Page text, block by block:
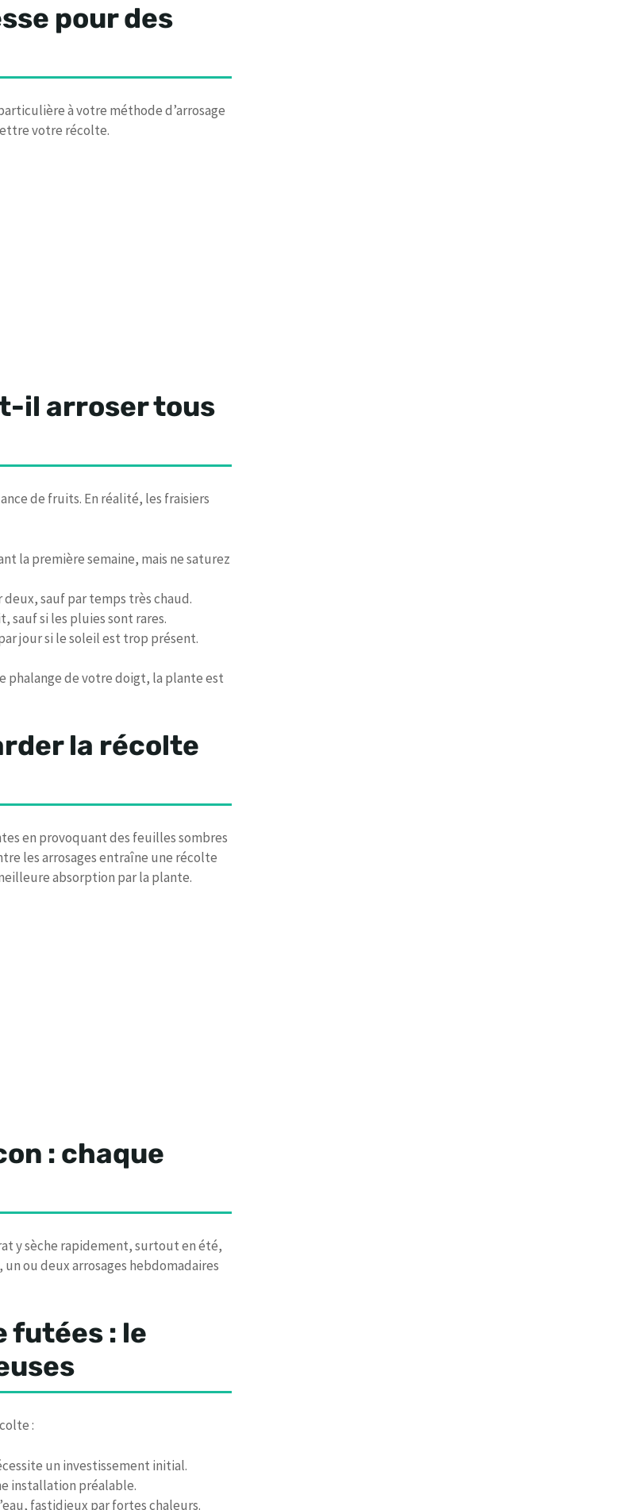
pour des
à votre méthode d’arrosage
votre récolte.
il arroser tous
de fruits. En réalité, les fraisiers
la première semaine, mais ne saturez
deux, sauf par temps très chaud.
sauf si les pluies sont rares.
jour si le soleil est trop présent.
phalange de votre doigt, la plante est
la récolte
en provoquant des feuilles sombres
les arrosages entraîne une récolte
absorption par la plante.
: chaque
y sèche rapidement, surtout en été,
ou deux arrosages hebdomadaires
futées : le
:
un investissement initial.
installation préalable.
fastidieux par fortes chaleurs.